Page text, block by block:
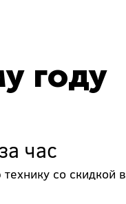
году
час
со скидкой в